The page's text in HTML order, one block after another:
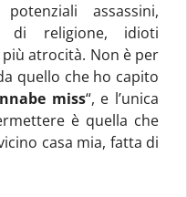
assassini,
di religione, idioti
atrocità. Non è per
quello che ho capito
miss“, e l’unica
è quella che
casa mia, fatta di